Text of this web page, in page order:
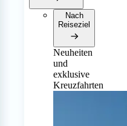
Nach
Reiseziel
Neuheiten
und
exklusive
Kreuzfahrten